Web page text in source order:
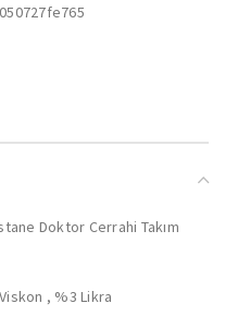
Doktor Cerrahi Takım
, %3 Likra